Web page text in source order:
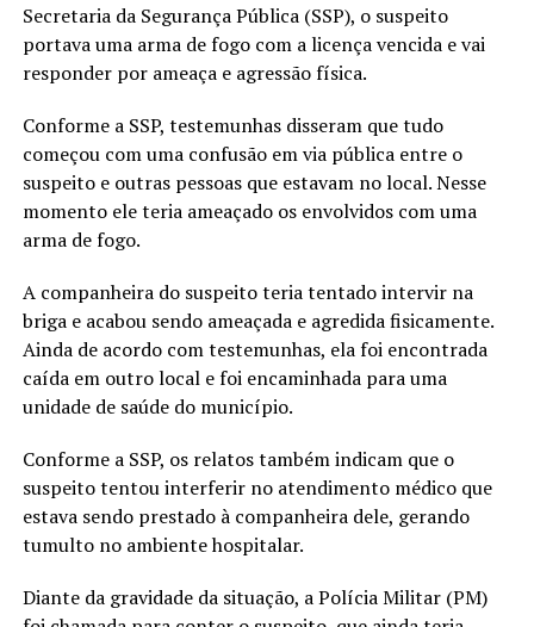
Secretaria da Segurança Pública (SSP), o suspeito
portava uma arma de fogo com a licença vencida e vai
responder por ameaça e agressão física.
Conforme a SSP, testemunhas disseram que tudo
começou com uma confusão em via pública entre o
suspeito e outras pessoas que estavam no local. Nesse
momento ele teria ameaçado os envolvidos com uma
arma de fogo.
A companheira do suspeito teria tentado intervir na
briga e acabou sendo ameaçada e agredida fisicamente.
Ainda de acordo com testemunhas, ela foi encontrada
caída em outro local e foi encaminhada para uma
unidade de saúde do município.
Conforme a SSP, os relatos também indicam que o
suspeito tentou interferir no atendimento médico que
estava sendo prestado à companheira dele, gerando
tumulto no ambiente hospitalar.
Diante da gravidade da situação, a Polícia Militar (PM)